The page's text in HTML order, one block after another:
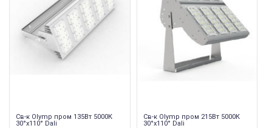
Св-к Olymp пром 135Вт 5000К
30°х110° Dali
Св-к Olymp пром 215Вт 5000К
30°х110° Dali